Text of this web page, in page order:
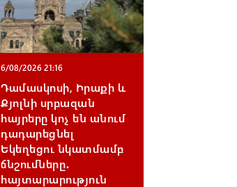
6/08/2026 21:16
Դամասկոսի, Իրաքի և
Քյոլնի սրբազան
հայրերը կոչ են անում
դադարեցնել
Եկեղեցու նկատմամբ
ճնշումները․
հայտարարություն